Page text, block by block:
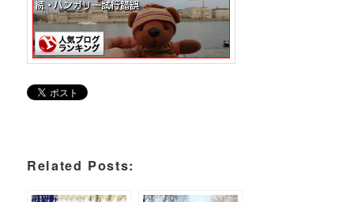
Related Posts: